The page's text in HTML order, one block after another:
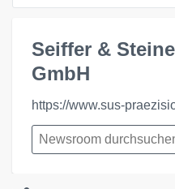
Seiffer &
GmbH
https://www.sus-